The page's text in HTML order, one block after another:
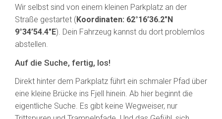
Wir selbst sind von einem kleinen Parkplatz an der
Straße gestartet (Koordinaten: 62°16’36.2″N
9°34’54.4″E). Dein Fahrzeug kannst du dort problemlos
abstellen.
Auf die Suche, fertig, los!
Direkt hinter dem Parkplatz führt ein schmaler Pfad über
eine kleine Brücke ins Fjell hinein. Ab hier beginnt die
eigentliche Suche. Es gibt keine Wegweiser, nur